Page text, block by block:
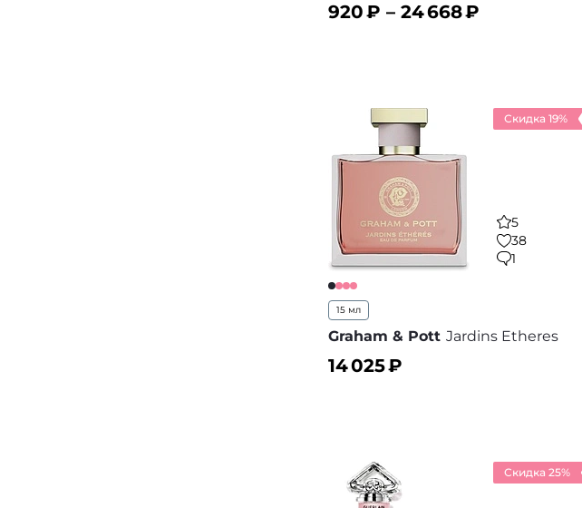
920₽ – 24 668₽
Скидка 19%
5
38
1
15 мл
Graham & Pott Jardins Etheres
14 025₽
Скидка 25%